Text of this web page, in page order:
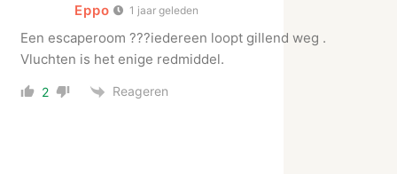
Eppo 1 jaar geleden
Een escaperoom ???iedereen loopt gillend weg .
Vluchten is het enige redmiddel.
2 Reageren